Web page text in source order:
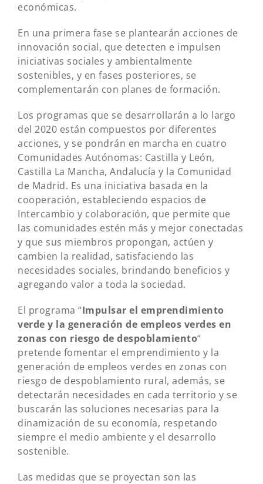
económicas.
En una primera fase se plantearán acciones de
innovación social, que detecten e impulsen
iniciativas sociales y ambientalmente
sostenibles, y en fases posteriores, se
complementarán con planes de formación.
Los programas que se desarrollarán a lo largo
del 2020 están compuestos por diferentes
acciones, y se pondrán en marcha en cuatro
Comunidades Autónomas: Castilla y León,
Castilla La Mancha, Andalucía y la Comunidad
de Madrid. Es una iniciativa basada en la
cooperación, estableciendo espacios de
Intercambio y colaboración, que permite que
las comunidades estén más y mejor conectadas
y que sus miembros propongan, actúen y
cambien la realidad, satisfaciendo las
necesidades sociales, brindando beneficios y
agregando valor a toda la sociedad.
El programa “Impulsar el emprendimiento
verde y la generación de empleos verdes en
zonas con riesgo de despoblamiento“
pretende fomentar el emprendimiento y la
generación de empleos verdes en zonas con
riesgo de despoblamiento rural, además, se
detectarán necesidades en cada territorio y se
buscarán las soluciones necesarias para la
dinamización de su economía, respetando
siempre el medio ambiente y el desarrollo
sostenible.
Las medidas que se proyectan son las